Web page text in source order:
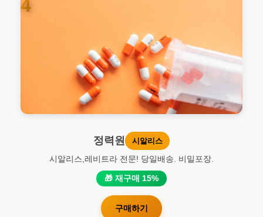
4
정력원 시알리스
시알리스,레비트라 전문! 당일배송. 비밀포장.
🎁 재구매 15%
구매하기